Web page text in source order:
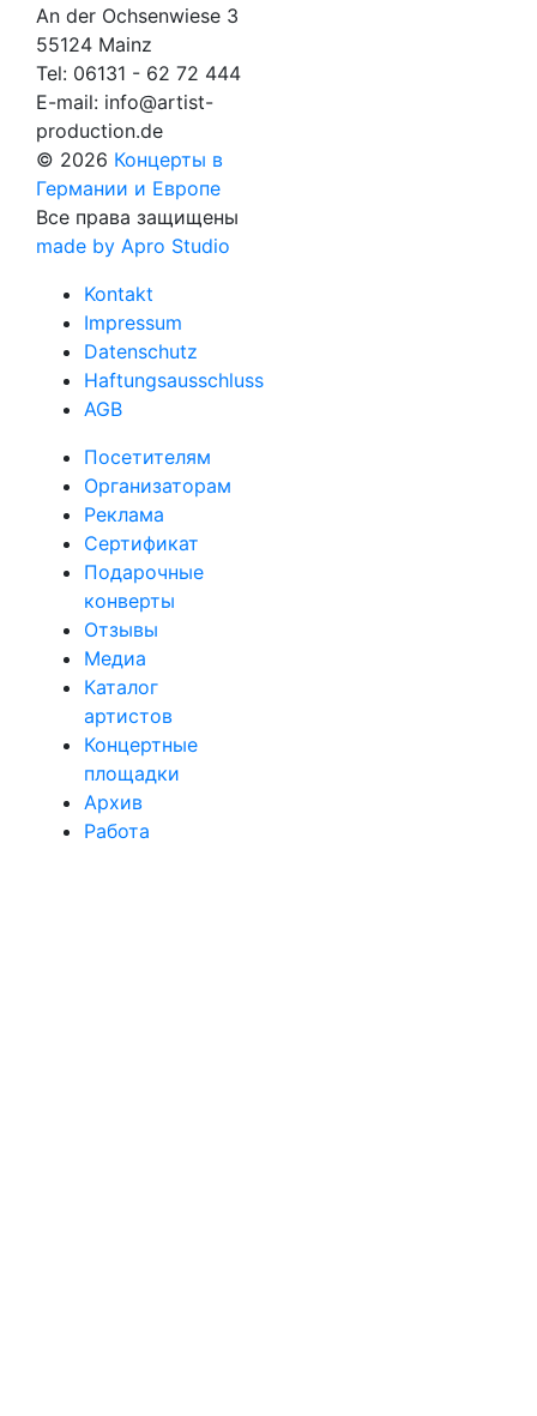
An der Ochsenwiese 3
55124 Mainz
Tel: 06131 - 62 72 444
E-mail: info@artist-
production.de
© 2026 Концерты в
Германии и Европе
Все права защищены
made by Apro Studio
Kontakt
Impressum
Datenschutz
Haftungsausschluss
AGB
Посетителям
Организаторам
Реклама
Сертификат
Подарочные
конверты
Отзывы
Медиа
Каталог
артистов
Концертные
площадки
Архив
Работа